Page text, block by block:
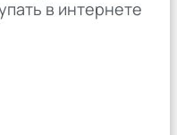
в интернете